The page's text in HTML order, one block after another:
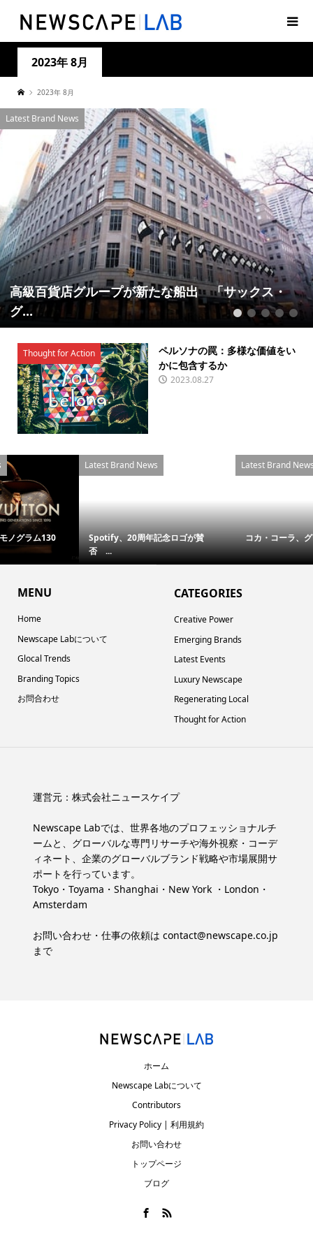
2023年 8月
2023年 8月
Latest Brand News
高級百貨店グループが新たな船出 「サックス・
グ...
1 2 3 4 5
Thought for Action
ペルソナの罠：多様な価値をい
かに包含するか
2023.08.27
Latest Brand News
Spotify、20周年記念ロゴが賛
否 ...
Latest Brand News
コカ・コーラ、グローバルでブ
MENU
Home
Newscape Labについて
Glocal Trends
Branding Topics
お問合わせ
CATEGORIES
Creative Power
Emerging Brands
Latest Events
Luxury Newscape
Regenerating Local
Thought for Action
運営元： 株式会社ニュースケイプ
Newscape Labでは、世界各地のプロフェッショナルチ
ームと、グローバルな専門リサーチや海外視察・コーデ
ィネート、企業のグローバルブランド戦略や市場展開サ
ポートを行っています。
Tokyo・Toyama・Shanghai・New York ・London・
Amsterdam
お問い合わせ・仕事の依頼は contact@newscape.co.jp
まで
ホーム
Newscape Labについて
Contributors
Privacy Policy | 利用規約
お問い合わせ
トップページ
ブログ